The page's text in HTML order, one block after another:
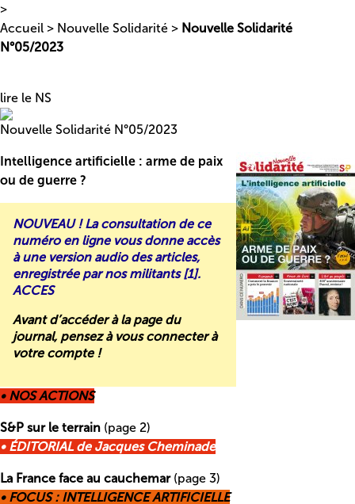
>
Accueil > Nouvelle Solidarité > Nouvelle Solidarité
N°05/2023
lire le NS
Nouvelle Solidarité N°05/2023
Intelligence artificielle : arme de paix
ou de guerre ?
NOUVEAU ! La consultation de ce
numéro en ligne vous donne accès
à une version audio des articles,
enregistrée par nos militants[1].
ACCES
Avant d’accéder à la page du
journal, pensez à vous connecter à
votre compte!
• NOS ACTIONS
S&P sur le terrain (page 2)
• ÉDITORIAL de Jacques Cheminade
La France face au cauchemar (page 3)
• FOCUS : INTELLIGENCE ARTIFICIELLE